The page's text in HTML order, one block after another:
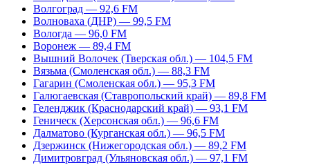
Волгоград — 92,6 FM
Волноваха (ДНР) — 99,5 FM
Вологда — 96,0 FM
Воронеж — 89,4 FM
Вышний Волочек (Тверская обл.) — 104,5 FM
Вязьма (Смоленская обл.) — 88,3 FM
Гагарин (Смоленская обл.) — 95,3 FM
Галюгаевская (Ставропольский край) — 89,8 FM
Геленджик (Краснодарский край) — 93,1 FM
Геническ (Херсонская обл.) — 96,6 FM
Далматово (Курганская обл.) — 96,5 FM
Дзержинск (Нижегородская обл.) — 89,2 FM
Димитровград (Ульяновская обл.) — 97,1 FM